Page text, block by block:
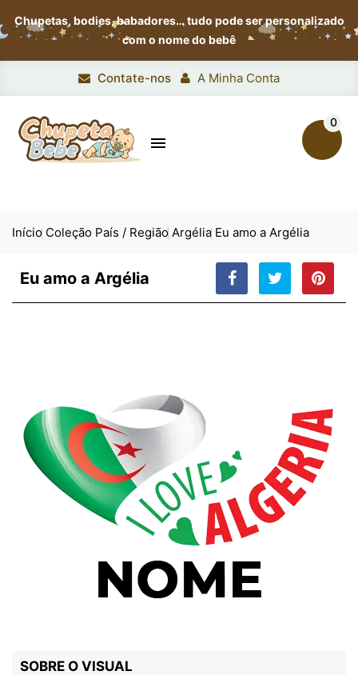
Chupetas, bodies, babadores…tudo pode ser personalizado
com o nome do bebê
Contate-nos A Minha Conta

0
Início Coleção País / Região Argélia Eu amo a Argélia
Eu amo a Argélia
SOBRE O VISUAL